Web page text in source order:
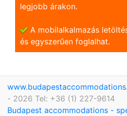
legjobb árakon.
A mobilalkalmazás
és egyszerũen foglalhat.
- 2026 Tel: +36 (1) 227-9614
Budapest accommodations -